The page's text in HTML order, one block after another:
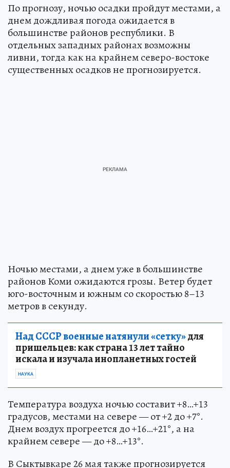
По прогнозу, ночью осадки пройдут местами, а
днем дождливая погода ожидается в
большинстве районов республики. В
отдельных западных районах возможны
ливни, тогда как на крайнем северо-востоке
существенных осадков не прогнозируется.
Ночью местами, а днем уже в большинстве
районов Коми ожидаются грозы. Ветер будет
юго-восточным и южным со скоростью 8–13
метров в секунду.
Над СССР военные натянули «сетку»для
пришельцев: как страна 13 лет тайно
искала и изучала инопланетных гостей
НАУКА
Температура воздуха ночью составит +8…+13
градусов, местами на севере — от +2 до +7°.
Днем воздух прогреется до +16…+21°, а на
крайнем севере — до +8…+13°.
В Сыктывкаре 26 мая также прогнозируется